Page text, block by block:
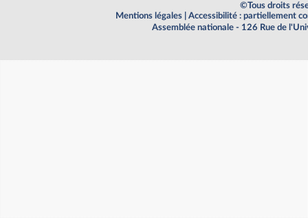
©Tous droits
Mentions légales
Accessibilité : partiellement
Assemblée nationale - 126 Rue de